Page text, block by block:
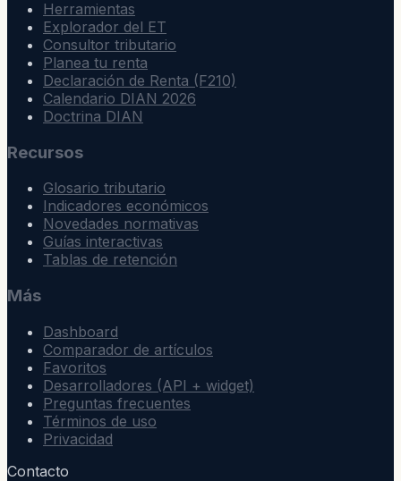
Herramientas
Explorador del ET
Consultor tributario
Planea tu renta
Declaración de Renta (F210)
Calendario DIAN 2026
Doctrina DIAN
Recursos
Glosario tributario
Indicadores económicos
Novedades normativas
Guías interactivas
Tablas de retención
Más
Dashboard
Comparador de artículos
Favoritos
Desarrolladores (API + widget)
Preguntas frecuentes
Términos de uso
Privacidad
Contacto